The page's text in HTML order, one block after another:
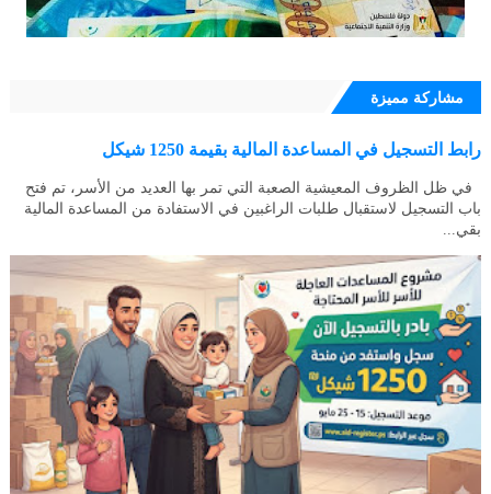
مشاركة مميزة
رابط التسجيل في المساعدة المالية بقيمة 1250 شيكل
في ظل الظروف المعيشية الصعبة التي تمر بها العديد من الأسر، تم فتح
باب التسجيل لاستقبال طلبات الراغبين في الاستفادة من المساعدة المالية
بقي...